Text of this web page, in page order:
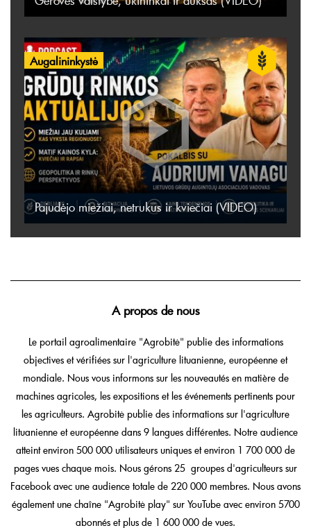
Augalininkystė
Pajudėjo miežiai, netrukus ir kviečiai (VIDEO)
A propos de nous
Le portail agroalimentaire "Agrobitė" publie des informations
objectives et vérifiées sur l'agriculture lituanienne, européenne et
mondiale. Nous vous informons sur les nouveautés en matière de
machines agricoles, les expositions et les événements pertinents pour
les agriculteurs. Agrobitė publie des informations sur l'agriculture
lituanienne et européenne dans 9 langues différentes. Notre audience
atteint environ 500 000 utilisateurs uniques et environ 1 700 000 de
pages vues chaque mois. Nous gérons 25 groupes d'agriculteurs sur
Facebook avec une audience totale de 220 000 membres. Nous avons
également une chaîne "Agrobitė play" sur YouTube avec environ 5700
abonnés et plus de 1 600 000 de vues.